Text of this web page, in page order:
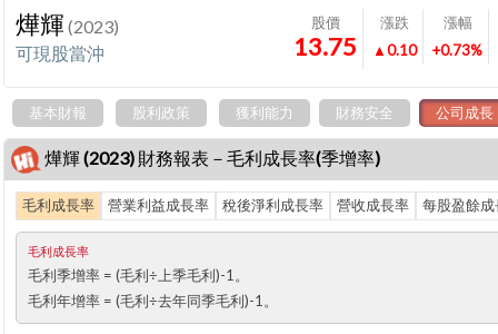
燁輝 (2023)
可現股當沖
股價
13.75
漲跌
▲0.10
漲幅
+0.73%
基本財報 股利政策 獲利能力 財務安全 公司成長
燁輝 (2023) 財務報表－毛利成長率(季增率)
毛利成長率 營業利益成長率 稅後淨利成長率 營收成長率 每股盈餘成
毛利成長率
毛利季增率 = (毛利÷上季毛利)-1。
毛利年增率 = (毛利÷去年同季毛利)-1。